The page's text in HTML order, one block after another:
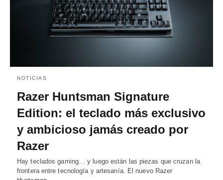
NOTICIAS
Razer Huntsman Signature
Edition: el teclado más exclusivo
y ambicioso jamás creado por
Razer
Hay teclados gaming… y luego están las piezas que cruzan la
frontera entre tecnología y artesanía. El nuevo Razer